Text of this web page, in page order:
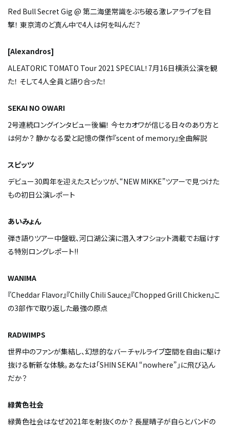
Red Bull Secret Gig @ 第二海堡――常識をぶち破る激レアライブを目
撃！ 東京湾のど真ん中で4人は何を叫んだ？
[Alexandros]
ALEATORIC TOMATO Tour 2021 SPECIAL！――7月16日横浜公演を観
た！ そして4人全員と語り合った！
SEKAI NO OWARI
2号連続ロングインタビュー後編！ 今セカオワが信じる日々のあり方と
は何か？ 静かなる愛と記憶の傑作『scent of memory』全曲解説
スピッツ
デビュー30周年を迎えたスピッツが、“NEW MIKKE”ツアーで見つけた
もの――初日公演レポート
あいみょん
弾き語りツアー中盤戦、河口湖公演に潜入――オフショット満載でお届けす
る特別ロングレポート!!
WANIMA
『Cheddar Flavor』『Chilly Chili Sauce』『Chopped Grill Chicken』――こ
の3部作で取り返した最強の原点
RADWIMPS
世界中のファンが集結し、幻想的なバーチャルライブ空間を自由に駆け
抜ける斬新な体験。あなたは「SHIN SEKAI “nowhere”」に飛び込ん
だか？
緑黄色社会
緑黄色社会はなぜ2021年を射抜くのか？ 長屋晴子が自らとバンドの